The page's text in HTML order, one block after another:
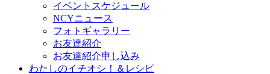
イベントスケジュール
NCYニュース
フォトギャラリー
お友達紹介
お友達紹介申し込み
わたしのイチオシ！＆レシピ